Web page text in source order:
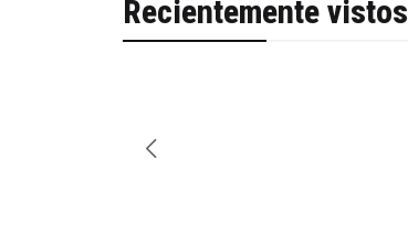
Recientemente vistos